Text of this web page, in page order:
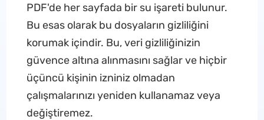
PDF'de her sayfada bir su işareti bulunur.
Bu esas olarak bu dosyaların gizliliğini
korumak içindir. Bu, veri gizliliğinizin
güvence altına alınmasını sağlar ve hiçbir
üçüncü kişinin izniniz olmadan
çalışmalarınızı yeniden kullanamaz veya
değiştiremez.